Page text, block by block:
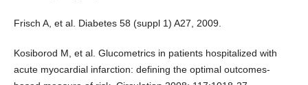
Frisch A, et al. Diabetes 58 (suppl 1) A27, 2009.
Kosiborod M, et al. Glucometrics in patients hospitalized with
acute myocardial infarction: defining the optimal outcomes-